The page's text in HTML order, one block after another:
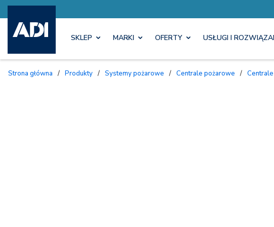
SKLEP MARKI OFERTY USŁUGI I
Strona główna / Produkty / Systemy pożarowe / Centrale pożarowe /